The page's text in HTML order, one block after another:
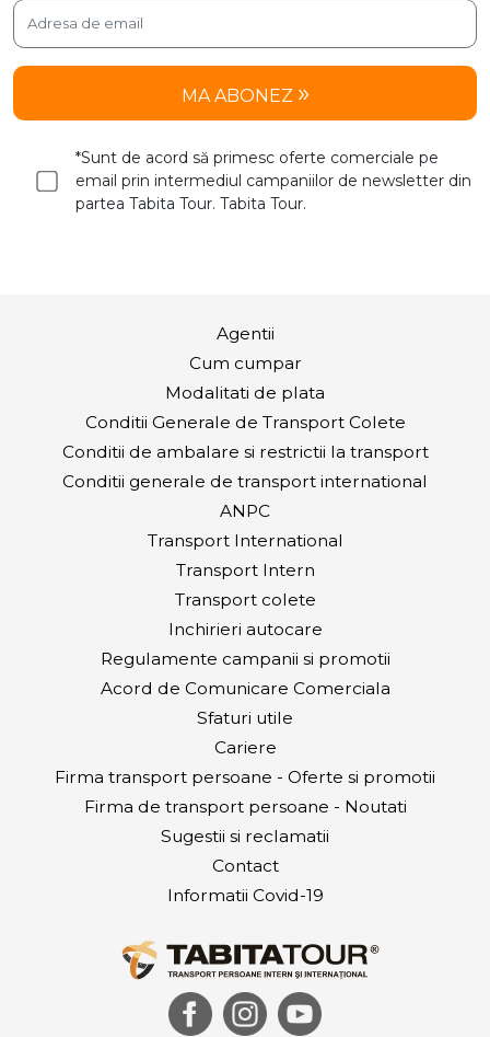
MA ABONEZ
*Sunt de acord să primesc oferte comerciale pe
email prin intermediul campaniilor de newsletter din
partea Tabita Tour. Tabita Tour.
Agentii
Cum cumpar
Modalitati de plata
Conditii Generale de Transport Colete
Conditii de ambalare si restrictii la transport
Conditii generale de transport international
ANPC
Transport International
Transport Intern
Transport colete
Inchirieri autocare
Regulamente campanii si promotii
Acord de Comunicare Comerciala
Sfaturi utile
Cariere
Firma transport persoane - Oferte si promotii
Firma de transport persoane - Noutati
Sugestii si reclamatii
Contact
Informatii Covid-19